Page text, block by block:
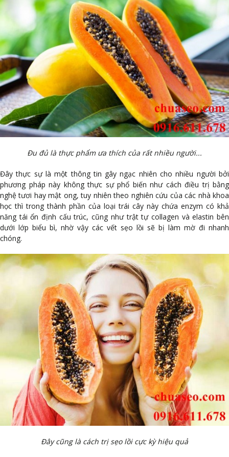
Đu đủ là thực phẩm ưa thích của rất nhiều người...
Đây thực sự là một thông tin gây ngạc nhiên cho nhiều người bởi
phương pháp này không thực sự phổ biến như cách điều trị bằng
nghệ tươi hay mật ong, tuy nhiên theo nghiên cứu của các nhà khoa
học thì trong thành phần của loại trái cây này chứa enzym có khả
năng tái ổn định cấu trúc, cũng như trật tự collagen và elastin bên
dưới lớp biểu bì, nhờ vậy các vết sẹo lồi sẽ bị làm mờ đi nhanh
chóng.
Đây cũng là cách trị sẹo lồi cực kỳ hiệu quả